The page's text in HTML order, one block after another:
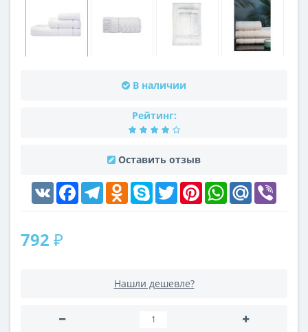
В наличии
Рейтинг:
Оставить отзыв
VK FacebookTelegramOdnoklassniki
Skype Twitter PinterestWhatsAppMail.Ru
792 ₽
Нашли дешевле?